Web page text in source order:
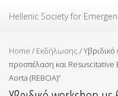
Ελληνική Εταιρεία
Hellenic Society for
Home / Εκδήλωσης /Υβριδικό
προσπέλαση και
Aorta (REBOA)”